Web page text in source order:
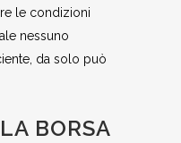
le condizioni
nessuno
da solo può
BORSA